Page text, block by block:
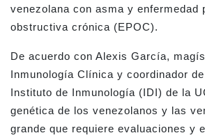
venezolana con asma y enfermedad
obstructiva crónica (EPOC).
De acuerdo con Alexis García,
Inmunología Clínica y coordinador
Instituto de Inmunología (IDI) de la
genética de los venezolanos y las
grande que requiere evaluaciones y